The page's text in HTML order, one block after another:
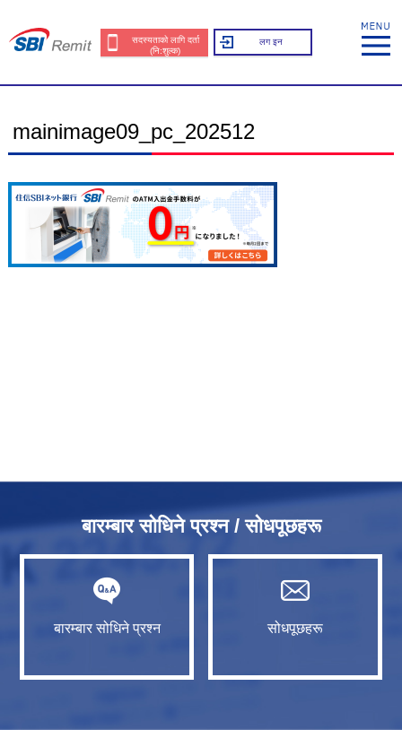
सदस्यताको लागि दर्ता
(नि:शुल्क)
लग इन
mainimage09_pc_202512
बारम्बार सोधिने प्रश्न / सोधपूछहरू
बारम्बार सोधिने प्रश्न सोधपूछहरू